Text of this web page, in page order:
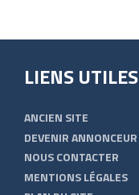
LIENS UTILES
ANCIEN SITE
DEVENIR ANNONCEUR
NOUS CONTACTER
MENTIONS LÉGALES